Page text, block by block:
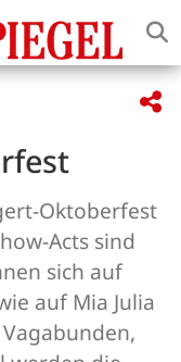
Oktoberfest
Acts sind
sich auf
auf Mia Julia